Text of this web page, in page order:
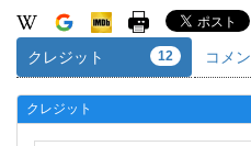
クレジット 12 コメ
クレジット